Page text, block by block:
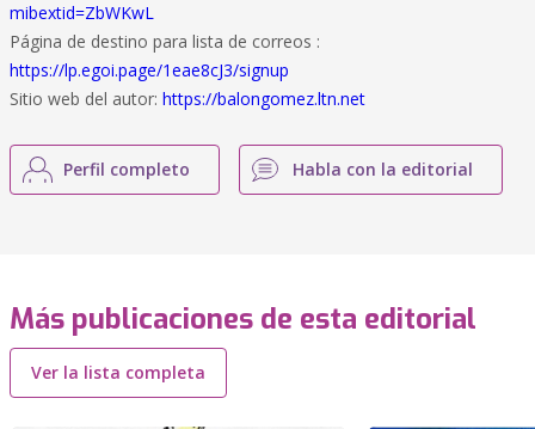
mibextid=ZbWKwL
Página de destino para lista de correos :
https://lp.egoi.page/1eae8cJ3/signup
Sitio web del autor: https://balongomez.ltn.net
Perfil completo Habla con la editorial
Más publicaciones de esta editorial
Ver la lista completa